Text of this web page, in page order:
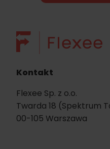
Kontakt
Flexee Sp. z o.o.
Twarda 18 (Spektrum
00-105 Warszawa